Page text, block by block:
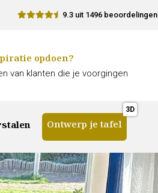
9.3 uit 1496 beoordelingen
opdoen?
van klanten die je voorgingen
Ontwerp je tafel